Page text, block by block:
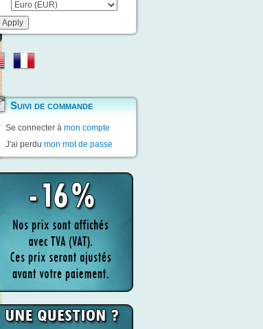
Suivi de commande
Se connecter à mon compte
J'ai perdu mon mot de passe